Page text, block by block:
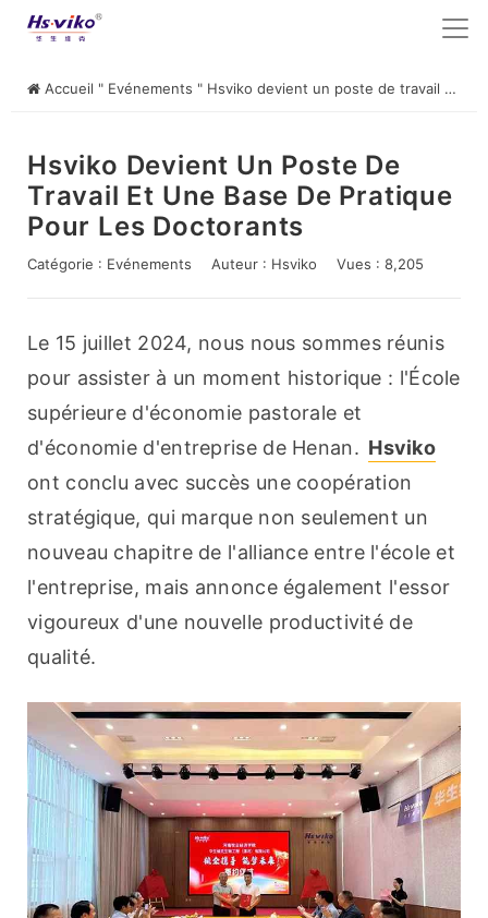
Accueil " Evénements " Hsviko devient un poste de travail et une base de pratique pour les doctorants
Hsviko Devient Un Poste De
Travail Et Une Base De Pratique
Pour Les Doctorants
Catégorie : Evénements Auteur : Hsviko Vues : 8,205
Le 15 juillet 2024, nous nous sommes réunis
pour assister à un moment historique : l'École
supérieure d'économie pastorale et
d'économie d'entreprise de Henan. Hsviko
ont conclu avec succès une coopération
stratégique, qui marque non seulement un
nouveau chapitre de l'alliance entre l'école et
l'entreprise, mais annonce également l'essor
vigoureux d'une nouvelle productivité de
qualité.